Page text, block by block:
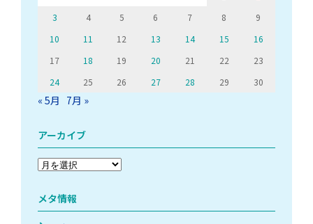
3
4 5 6 7 8
9
10
11 12 13 14 15
16
17
18 19 20 21 22
23
24
25 26 27 28 29 30
« 5月 7月 »
アーカイブ
ア
カ
イ
メタ情報